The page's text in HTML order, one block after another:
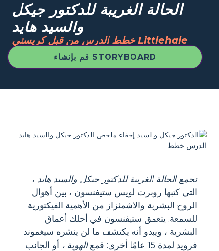
الحالة الغريبة للدكتور جيكل
والسيد هايد
خطط الدرس من قبل كريستي Littlehale
قم بإنشاء STORYBOARD
تجمع الحالة الغريبة للدكتور جيكل والسيد هايد ،
التي كتبها روبرت لويس ستيفنسون ، بين أهوال
الروح البشرية والاشمئزاز من الأهمية الفيكتورية
للسمعة. يتعمق ستيفنسون في أحلك أعماق
البشرية ، ويبدو أنه يكتشف ما لن ينشره سيغموند
فرويد لمدة 15 عامًا أخرى: قمع
الهوية ، أو الجانب